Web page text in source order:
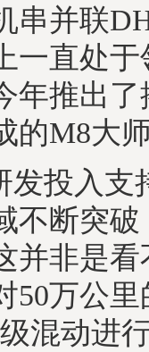
串并联
一直处
年推出
的M8大
发投入支
不断突
并非是
50万公
混动进